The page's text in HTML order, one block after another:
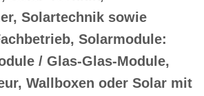
Solartechnik sowie
Solarmodule:
/ Glas-Glas-Module,
Wallboxen oder Solar mit